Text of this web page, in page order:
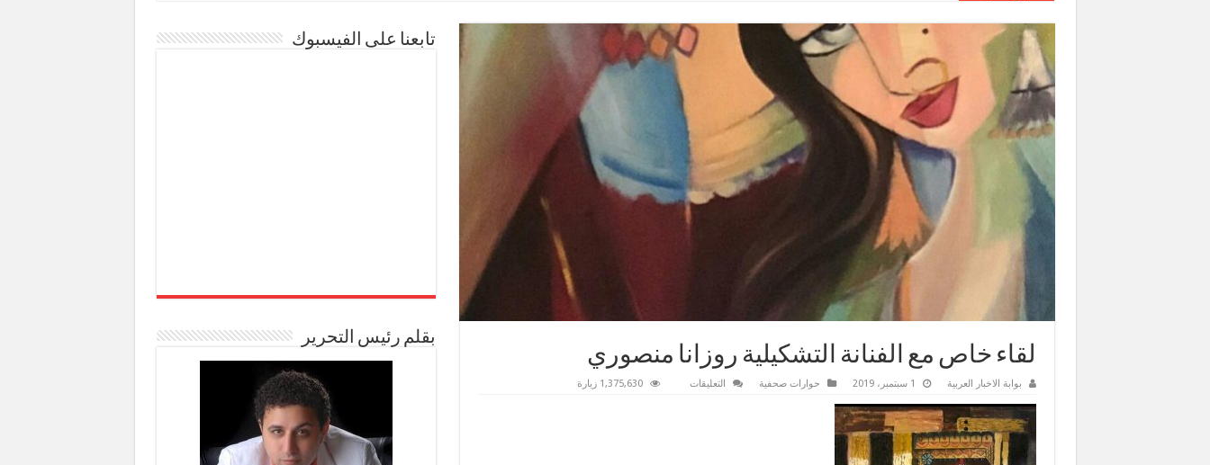
لقاء خاص مع الفنانة التشكيلية روزانا منصوري
بوابة الاخبار العربية 1 سبتمبر، 2019 حوارات صحفية التعليقات 1,375,630 زيارة
تابعنا على الفيسبوك
بقلم رئيس التحرير